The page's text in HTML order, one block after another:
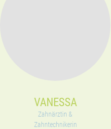
VANESSA
Zahnärztin &
Zahntechnikerin